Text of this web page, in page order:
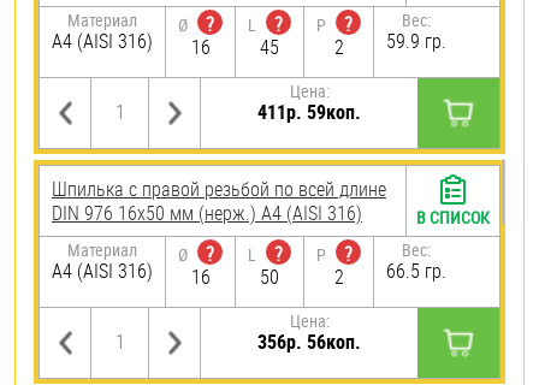
Материал
A4 (AISI 316)
Ø
?
16
L
?
45
P
?
2
Вес:
59.9 гр.
Цена:
411р. 59коп.
Шпилька с правой резьбой по всей длине
DIN 976 16х50 мм (нерж.) A4 (AISI 316)
Материал
A4 (AISI 316)
Ø
?
16
L
?
50
P
?
2
Вес:
66.5 гр.
Цена:
356р. 56коп.
В СПИСОК